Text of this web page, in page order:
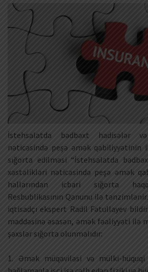
İstehsalatda bədbəxt hadisələr
nəticəsində peşə əmək qabiliyyətinin
sığorta edilməsi “İstehsalatda
xəstəlikləri nəticəsində peşə əmək
hallarından icbari sığorta
Resbublikasının Qanunu ilə
iqtisadçı ekspert Radil Fətullayev
maddəsinə əsasən, əmək fəaliyyəti ilə
şəxslər sığorta olunmalıdır:
1. Əmək müqaviləsi və mülki-